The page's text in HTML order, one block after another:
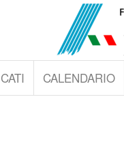
CALENDARIO